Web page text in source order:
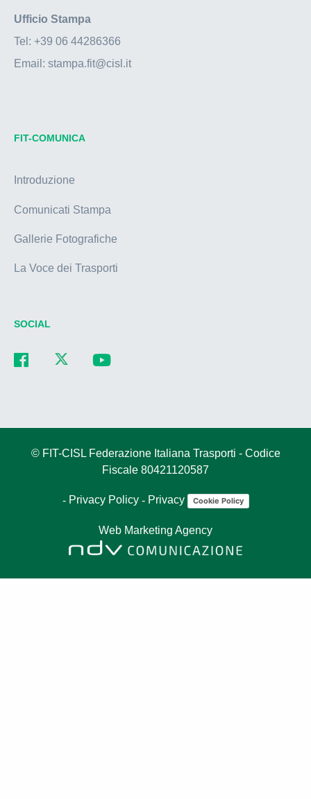
Ufficio Stampa
Tel: +39 06 44286366
Email: stampa.fit@cisl.it
FIT-COMUNICA
Introduzione
Comunicati Stampa
Gallerie Fotografiche
La Voce dei Trasporti
SOCIAL
© FIT-CISL Federazione Italiana Trasporti - Codice
Fiscale 80421120587
- Privacy Policy - Privacy Cookie Policy
Web Marketing Agency